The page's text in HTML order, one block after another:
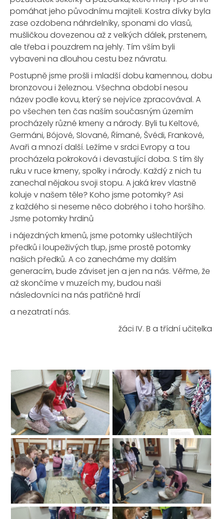
pomáhat jeho původnímu majiteli. Kostra dívky byla
zase ozdobena náhrdelníky, sponami do vlasů,
mušličkou dovezenou až z velkých dálek, prstenem,
ale třeba i pouzdrem na jehly. Tím vším byli
vybaveni na dlouhou cestu bez návratu.
Postupně jsme prošli i mladší dobu kamennou, dobu
bronzovou i železnou. Všechna období nesou
název podle kovu, který se nejvíce zpracovával. A
po všechen ten čas naším současným územím
procházely různé kmeny a národy. Byli tu Keltové,
Germáni, Bójové, Slované, Římané, Švédi, Frankové,
Avaři a mnozí další. Ležíme v srdci Evropy a tou
procházela pokroková i devastující doba. S tím šly
ruku v ruce kmeny, spolky i národy. Každý z nich tu
zanechal nějakou svoji stopu. A jaká krev vlastně
koluje v našem těle? Koho jsme potomky? Asi
z každého si neseme něco dobrého i toho horšího.
Jsme potomky hrdinů
i nájezdných kmenů, jsme potomky ušlechtilých
předků i loupeživých tlup, jsme prostě potomky
našich předků. A co zanecháme my dalším
generacím, bude záviset jen a jen na nás. Věřme, že
až skončíme v muzeích my, budou naši
následovníci na nás patřičně hrdí
a nezatratí nás.
žáci IV. B a třídní učitelka